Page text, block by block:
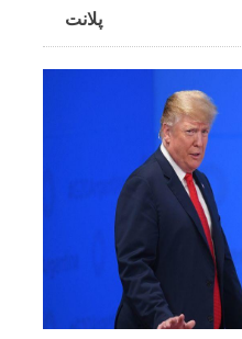
پلانت